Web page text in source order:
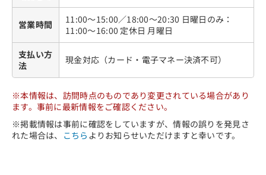
営業時間
11:00〜15:00／18:00〜20:30 日曜日のみ：
11:00〜16:00 定休日 月曜日
支払い方
法
現金対応（カード・電子マネー決済不可）
※本情報は、訪問時点のものであり変更されている場合があり
ます。事前に最新情報をご確認ください。
※掲載情報は事前に確認をしていますが、情報の誤りを発見さ
れた場合は、 こちら よりお知らせいただけますと幸いです。